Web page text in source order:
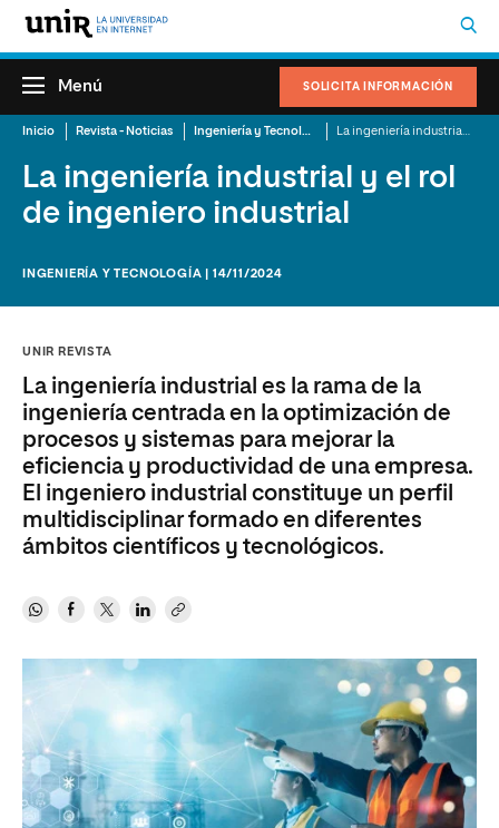
SOLICITA INFORMACIÓN
Menú
Inicio Revista - Noticias Ingeniería y Tecnología
La ingeniería industrial y el rol
de ingeniero industrial
INGENIERÍA Y TECNOLOGÍA | 14/11/2024
UNIR REVISTA
La ingeniería industrial es la rama de la
ingeniería centrada en la optimización de
procesos y sistemas para mejorar la
eficiencia y productividad de una empresa.
El ingeniero industrial constituye un perfil
multidisciplinar formado en diferentes
ámbitos científicos y tecnológicos.